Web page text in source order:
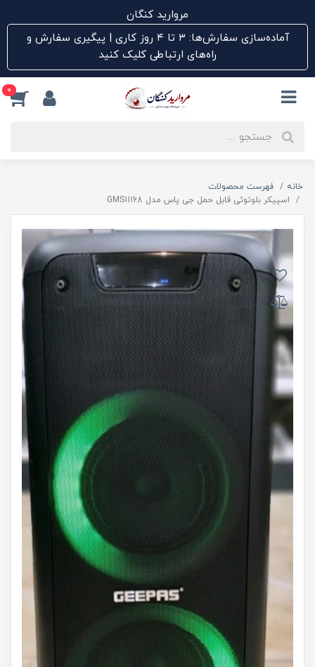
مروارید کنگان
آماده‌سازی سفارش‌ها: ۳ تا ۴ روز کاری | پیگیری سفارش و
راه‌های ارتباطی کلیک کنید
0
خانه
فهرست محصولات
اسپیکر بلوتوثی قابل حمل جی پاس مدل GMS11168